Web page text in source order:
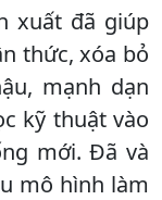
xuất đã giúp
thức, xóa bỏ
mạnh dạn
kỹ thuật vào
mới. Đã và
mô hình làm